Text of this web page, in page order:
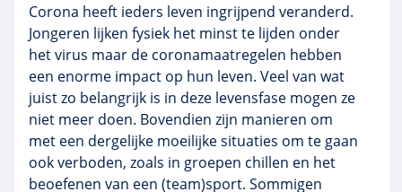
Corona heeft ieders leven ingrijpend veranderd.
Jongeren lijken fysiek het minst te lijden onder
het virus maar de coronamaatregelen hebben
een enorme impact op hun leven. Veel van wat
juist zo belangrijk is in deze levensfase mogen ze
niet meer doen. Bovendien zijn manieren om
met een dergelijke moeilijke situaties om te gaan
ook verboden, zoals in groepen chillen en het
beoefenen van een (team)sport. Sommigen